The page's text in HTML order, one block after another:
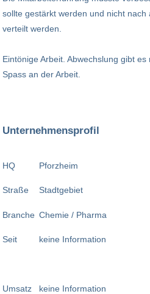
sollte gestärkt werden und nicht nach
verteilt werden.
Eintönige Arbeit. Abwechslung gibt
Spass an der Arbeit.
Unternehmensprofil
HQ
Straße
Branche
Seit
Umsatz
Pforzheim
Stadtgebiet
Chemie / Pharma
keine Information
keine Information